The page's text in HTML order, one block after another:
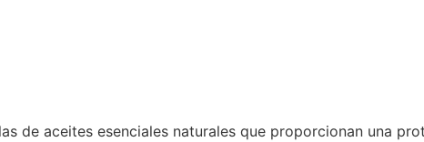
de aceites esenciales naturales que proporcionan una